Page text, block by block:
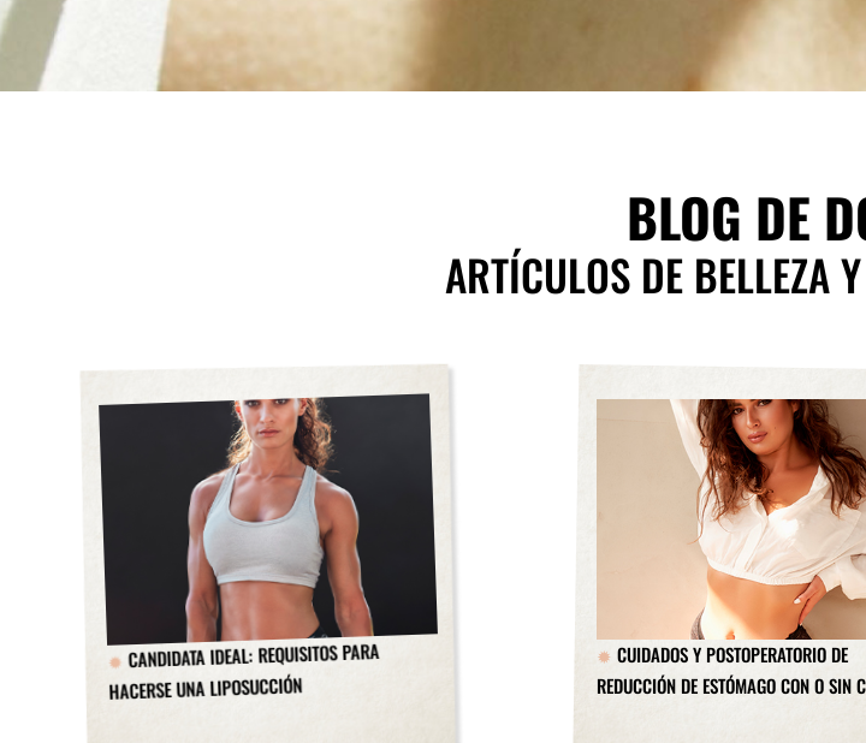
BLOG DE
ARTÍCULOS DE BELLEZA
CANDIDATA IDEAL: REQUISITOS PARA
HACERSE UNA LIPOSUCCIÓN
CUIDADOS Y POSTOPERATORIO DE
REDUCCIÓN DE ESTÓMAGO CON O SIN